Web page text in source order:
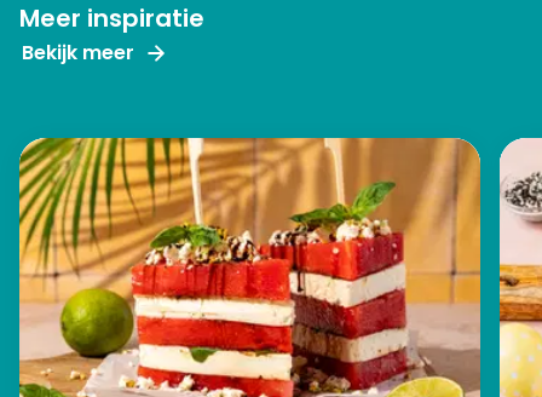
Meer inspiratie
Bekijk meer